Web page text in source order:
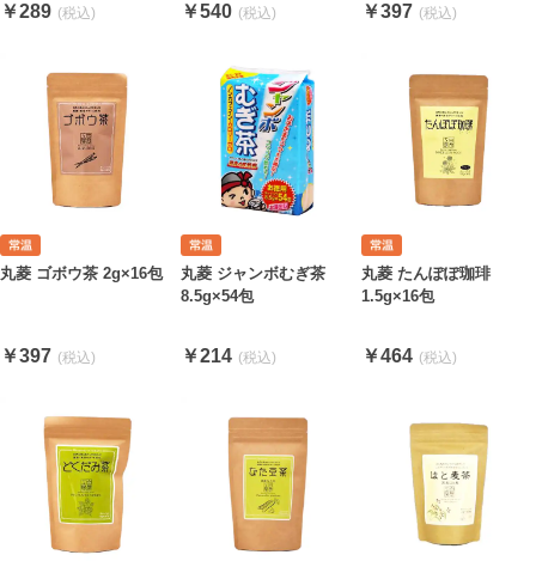
￥289 ￥540 ￥397
丸菱 ゴボウ茶 2g×16包
￥397
丸菱 ジャンボむぎ茶
8.5g×54包
￥214
丸菱 たんぽぽ珈琲
1.5g×16包
￥464